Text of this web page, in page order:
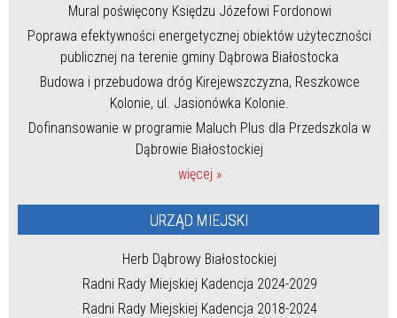
Mural poświęcony Księdzu Józefowi Fordonowi
Poprawa efektywności energetycznej obiektów użyteczności
publicznej na terenie gminy Dąbrowa Białostocka
Budowa i przebudowa dróg Kirejewszczyzna, Reszkowce
Kolonie, ul. Jasionówka Kolonie.
Dofinansowanie w programie Maluch Plus dla Przedszkola w
Dąbrowie Białostockiej
więcej »
URZĄD MIEJSKI
Herb Dąbrowy Białostockiej
Radni Rady Miejskiej Kadencja 2024-2029
Radni Rady Miejskiej Kadencja 2018-2024